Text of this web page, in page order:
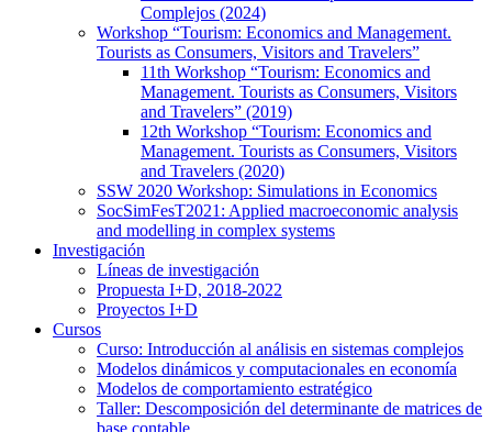
Complejos (2024)
Workshop “Tourism: Economics and Management.
Tourists as Consumers, Visitors and Travelers”
11th Workshop “Tourism: Economics and
Management. Tourists as Consumers, Visitors
and Travelers” (2019)
12th Workshop “Tourism: Economics and
Management. Tourists as Consumers, Visitors
and Travelers (2020)
SSW 2020 Workshop: Simulations in Economics
SocSimFesT2021: Applied macroeconomic analysis
and modelling in complex systems
Investigación
Líneas de investigación
Propuesta I+D, 2018-2022
Proyectos I+D
Cursos
Curso: Introducción al análisis en sistemas complejos
Modelos dinámicos y computacionales en economía
Modelos de comportamiento estratégico
Taller: Descomposición del determinante de matrices de
base contable